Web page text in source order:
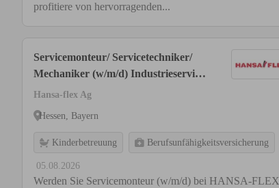
profitiere von hervorragenden...
Servicemonteur/ Servicetechniker/
Mechaniker (w/m/d) Industrieservice
- Hydraulik
Hansa-flex Ag
Hessen, Bayern
Kinderbetreuung Berufsunfähigkeitsversicherung
05.08.2026
Werden Sie Servicemonteur (w/m/d) bei HANSA-FLEX